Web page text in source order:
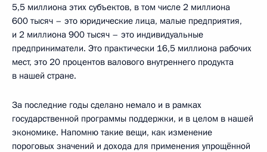
5,5 миллиона этих субъектов, в том числе 2 миллиона
600 тысяч – это юридические лица, малые предприятия,
и 2 миллиона 900 тысяч – это индивидуальные
предприниматели. Это практически 16,5 миллиона рабочих
мест, это 20 процентов валового внутреннего продукта
в нашей стране.
За последние годы сделано немало и в рамках
государственной программы поддержки, и в целом в нашей
экономике. Напомню такие вещи, как изменение
пороговых значений и дохода для применения упрощённой